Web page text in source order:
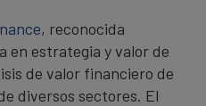
, reconocida
en estrategia y valor de
de valor financiero de
diversos sectores. El